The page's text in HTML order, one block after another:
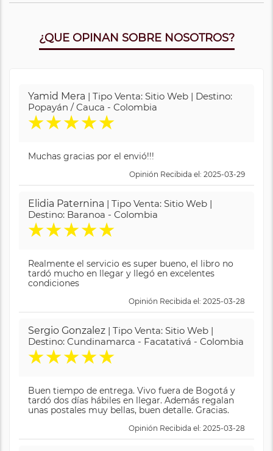
¿QUE OPINAN SOBRE NOSOTROS?
Yamid Mera | Tipo Venta: Sitio Web | Destino:
Popayán / Cauca - Colombia
★★★★★
Muchas gracias por el envió!!!
Opinión Recibida el: 2025-03-29
Elidia Paternina | Tipo Venta: Sitio Web |
Destino: Baranoa - Colombia
★★★★★
Realmente el servicio es super bueno, el libro no
tardó mucho en llegar y llegó en excelentes
condiciones
Opinión Recibida el: 2025-03-28
Sergio Gonzalez | Tipo Venta: Sitio Web |
Destino: Cundinamarca - Facatativá - Colombia
★★★★★
Buen tiempo de entrega. Vivo fuera de Bogotá y
tardó dos días hábiles en llegar. Además regalan
unas postales muy bellas, buen detalle. Gracias.
Opinión Recibida el: 2025-03-28